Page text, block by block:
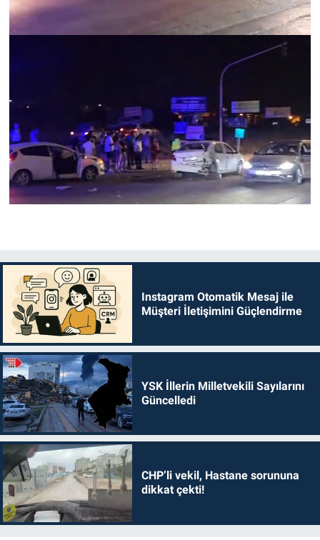
Instagram Otomatik Mesaj ile
Müşteri İletişimini Güçlendirme
YSK İllerin Milletvekili Sayılarını
Güncelledi
CHP’li vekil, Hastane sorununa
dikkat çekti!